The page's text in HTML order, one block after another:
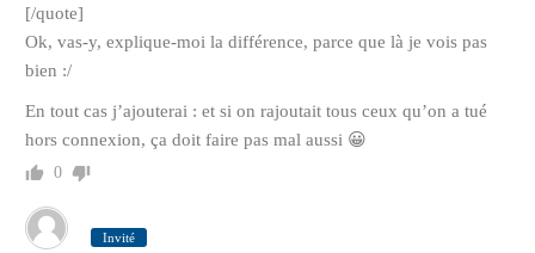
[/quote]
Ok, vas-y, explique-moi la différence, parce que là je vois pas
bien :/
En tout cas j’ajouterai : et si on rajoutait tous ceux qu’on a tué
hors connexion, ça doit faire pas mal aussi 😀
0
Invité